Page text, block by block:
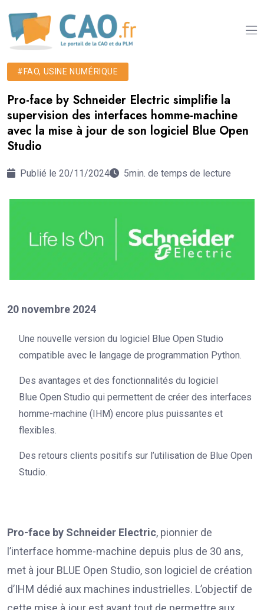
#FAO, USINE NUMÉRIQUE
Pro-face by Schneider Electric simplifie la
supervision des interfaces homme-machine
avec la mise à jour de son logiciel Blue Open
Studio
Publié le 20/11/2024 5min. de temps de lecture
20 novembre 2024
Une nouvelle version du logiciel Blue Open Studio
compatible avec le langage de programmation Python.
Des avantages et des fonctionnalités du logiciel
Blue Open Studio qui permettent de créer des interfaces
homme-machine (IHM) encore plus puissantes et
flexibles.
Des retours clients positifs sur l’utilisation de Blue Open
Studio.
Pro-face by Schneider Electric, pionnier de
l’interface homme-machine depuis plus de 30 ans,
met à jour BLUE Open Studio, son logiciel de création
d’IHM dédié aux machines industrielles. L’objectif de